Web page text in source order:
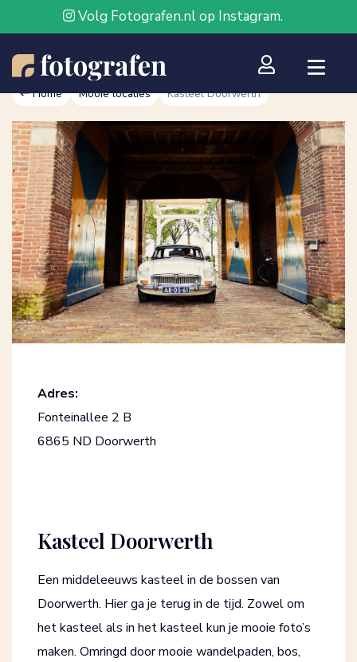
Volg Fotografen.nl op Instagram.
Home Mooie locaties Kasteel Doorwerth
Adres:
Fonteinallee 2 B
6865 ND Doorwerth
Kasteel Doorwerth
Een middeleeuws kasteel in de bossen van
Doorwerth. Hier ga je terug in de tijd. Zowel om
het kasteel als in het kasteel kun je mooie foto’s
maken. Omringd door mooie wandelpaden, bos,